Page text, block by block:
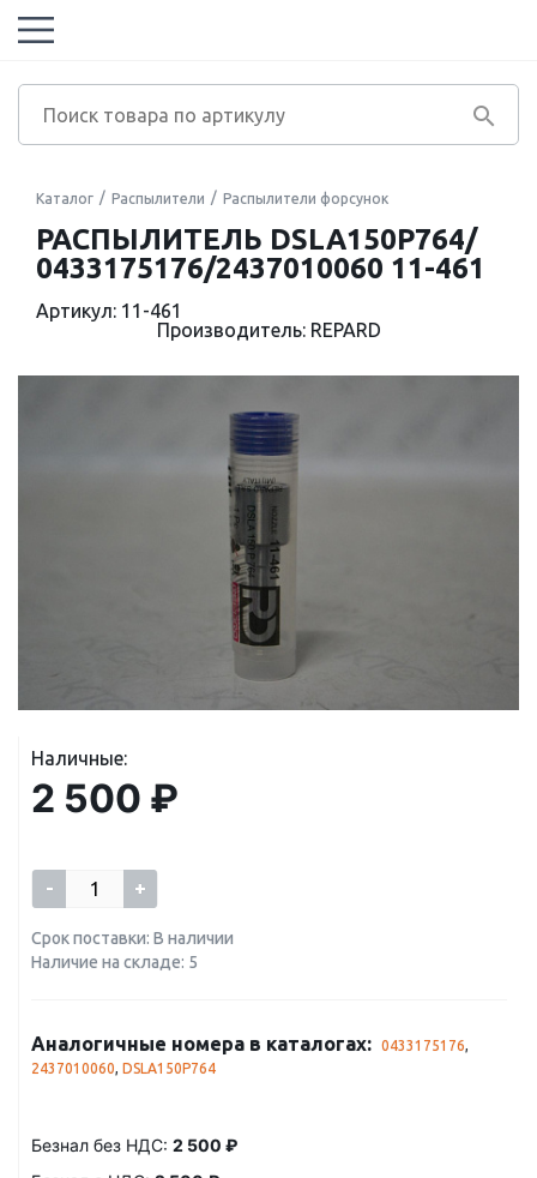
Каталог Распылители Распылители форсунок
РАСПЫЛИТЕЛЬ DSLA150P764/
0433175176/2437010060 11-461
Артикул: 11-461
Производитель: REPARD
Наличные:
2 500 ₽
- +
Срок поставки: В наличии
Наличие на складе: 5
Аналогичные номера в каталогах: 0433175176,
2437010060, DSLA150P764
Безнал без НДС: 2 500 ₽